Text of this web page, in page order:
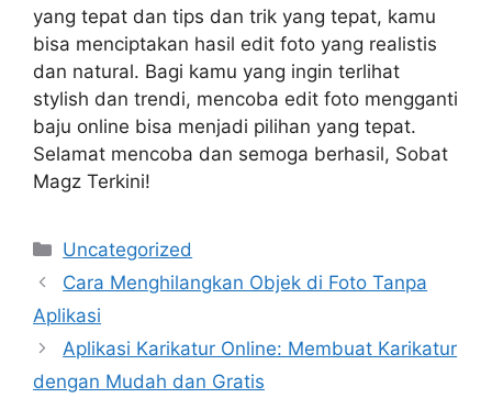
yang tepat dan tips dan trik yang tepat, kamu
bisa menciptakan hasil edit foto yang realistis
dan natural. Bagi kamu yang ingin terlihat
stylish dan trendi, mencoba edit foto mengganti
baju online bisa menjadi pilihan yang tepat.
Selamat mencoba dan semoga berhasil, Sobat
Magz Terkini!
Categories
Uncategorized
Cara Menghilangkan Objek di Foto Tanpa
Aplikasi
Aplikasi Karikatur Online: Membuat Karikatur
dengan Mudah dan Gratis